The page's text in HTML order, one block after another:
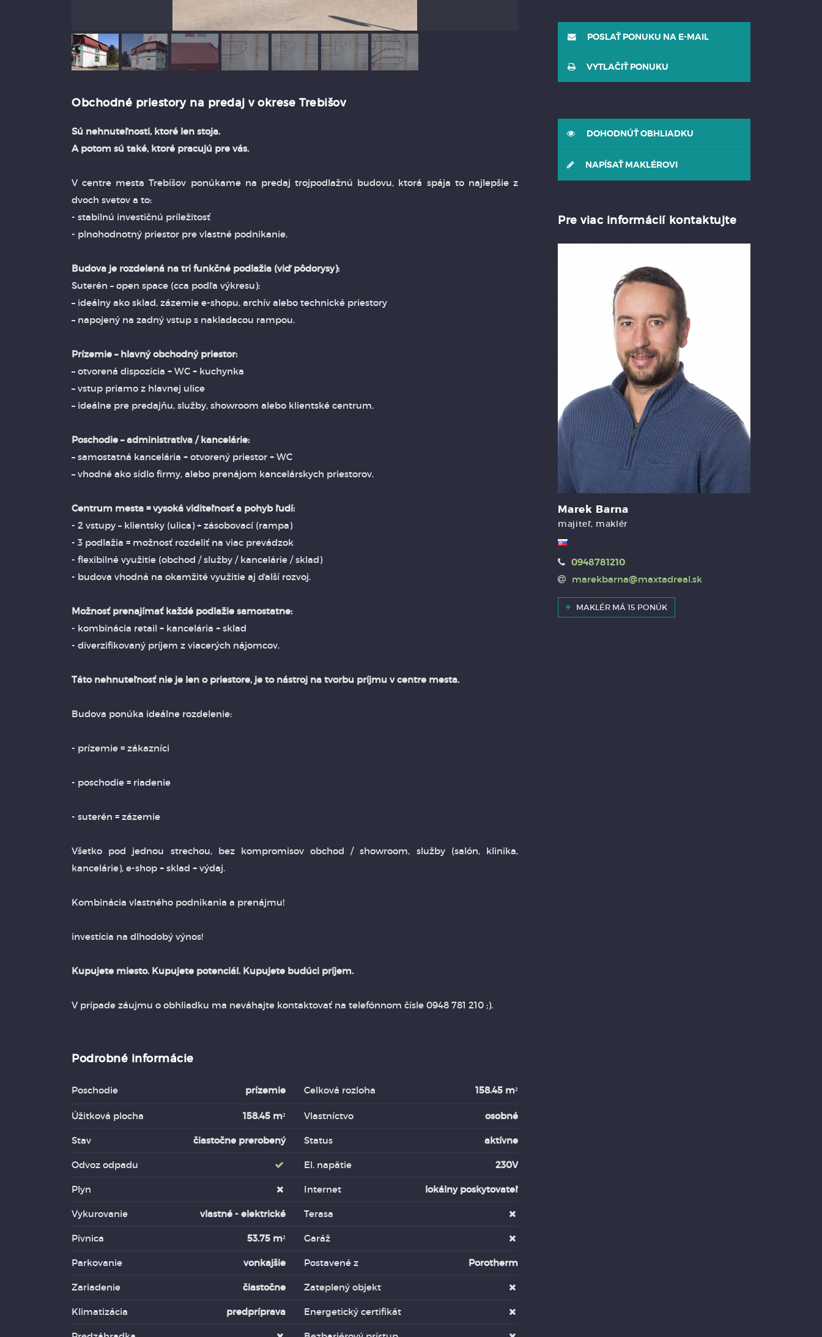
Obchodné priestory na predaj v okrese Trebišov
Sú nehnuteľnosti, ktoré len stoja.
A potom sú také, ktoré pracujú pre vás.
V centre mesta Trebišov ponúkame na predaj trojpodlažnú budovu, ktorá spája to najlepšie z
dvoch svetov a to:
- stabilnú investičnú príležitosť
- plnohodnotný priestor pre vlastné podnikanie.
Budova je rozdelená na tri funkčné podlažia (viď pôdorysy):
Suterén – open space (cca podľa výkresu):
– ideálny ako sklad, zázemie e-shopu, archív alebo technické priestory
– napojený na zadný vstup s nakladacou rampou.
Prízemie – hlavný obchodný priestor:
– otvorená dispozícia + WC + kuchynka
– vstup priamo z hlavnej ulice
– ideálne pre predajňu, služby, showroom alebo klientské centrum.
Poschodie – administratíva / kancelárie:
– samostatná kancelária + otvorený priestor + WC
– vhodné ako sídlo firmy, alebo prenájom kancelárskych priestorov.
Centrum mesta = vysoká viditeľnosť a pohyb ľudí:
- 2 vstupy – klientsky (ulica) + zásobovací (rampa)
- 3 podlažia = možnosť rozdeliť na viac prevádzok
- flexibilné využitie (obchod / služby / kancelárie / sklad)
- budova vhodná na okamžité využitie aj ďalší rozvoj.
Možnosť prenajímať každé podlažie samostatne:
- kombinácia retail + kancelária + sklad
- diverzifikovaný príjem z viacerých nájomcov.
Táto nehnuteľnosť nie je len o priestore, je to nástroj na tvorbu príjmu v centre mesta.
Budova ponúka ideálne rozdelenie:
- prízemie = zákazníci
- poschodie = riadenie
- suterén = zázemie
Všetko pod jednou strechou, bez kompromisov obchod / showroom, služby (salón, klinika,
kancelárie), e-shop + sklad + výdaj.
Kombinácia vlastného podnikania a prenájmu!
investícia na dlhodobý výnos!
Kupujete miesto. Kupujete potenciál. Kupujete budúci príjem.
V prípade záujmu o obhliadku ma neváhajte kontaktovať na telefónnom čísle 0948 781 210 ;).
Podrobné informácie
Poschodie prízemie Celková rozloha 158.45 m²
Úžitková plocha 158.45 m² Vlastníctvo osobné
Stav čiastočne prerobený Status aktívne
Odvoz odpadu El. napätie 230V
Plyn Internet lokálny poskytovateľ
Vykurovanie vlastné - elektrické Terasa
Pivnica 53.75 m² Garáž
Parkovanie vonkajšie Postavené z Porotherm
Zariadenie čiastočne Zateplený objekt
Klimatizácia predpríprava Energetický certifikát
POSLAŤ PONUKU NA E-MAIL
VYTLAČIŤ PONUKU
DOHODNÚŤ OBHLIADKU
NAPÍSAŤ MAKLÉROVI
Pre viac informácií kontaktujte
Marek Barna
majiteľ, maklér
0948781210
marekbarna@maxtadreal.sk
MAKLÉR MÁ 15 PONÚK